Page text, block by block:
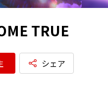
TRUE
シェア